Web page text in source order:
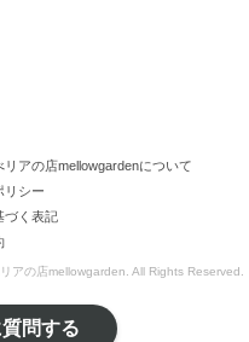
アの店mellowgardenについて
リシー
づく表記
アの店mellowgarden. All Rights Reserved.
問する